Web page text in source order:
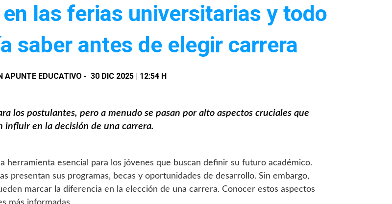
las ferias universitarias y todo
saber antes de elegir carrera
APUNTE EDUCATIVO - 30 DIC 2025 | 12:54 H
los postulantes, pero a menudo se pasan por alto aspectos cruciales que
influir en la decisión de una carrera.
herramienta esencial para los jóvenes que buscan definir su futuro académico.
presentan sus programas, becas y oportunidades de desarrollo. Sin embargo,
marcar la diferencia en la elección de una carrera. Conocer estos aspectos